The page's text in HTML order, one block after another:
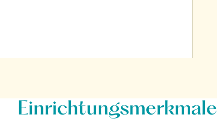
Einrichtungsmerkmale